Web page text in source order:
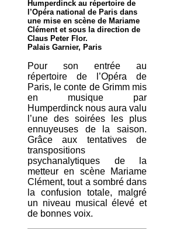
Humperdinck au répertoire de
l’Opéra national de Paris dans
une mise en scène de Mariame
Clément et sous la direction de
Claus Peter Flor.
Palais Garnier, Paris
Pour son entrée au
répertoire de l’Opéra de
Paris, le conte de Grimm mis
en musique par
Humperdinck nous aura valu
l’une des soirées les plus
ennuyeuses de la saison.
Grâce aux tentatives de
transpositions
psychanalytiques de la
metteur en scène Mariame
Clément, tout a sombré dans
la confusion totale, malgré
un niveau musical élevé et
de bonnes voix.